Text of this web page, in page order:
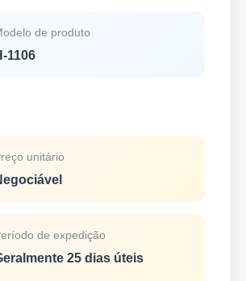
de produto
1106
unitário
de expedição
25 dias úteis